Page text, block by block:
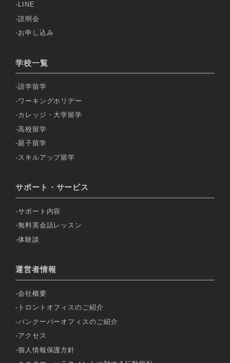
LINE
説明会
お申し込み
学校一覧
語学留学
ワーキングホリデー
カレッジ・大学留学
高校留学
親子留学
スキルアップ留学
サポート・サービス
サポート内容
無料英会話レッスン
体験談
運営者情報
会社概要
トロントオフィスのご紹介
バンクーバーオフィスのご紹介
アクセス
個人情報保護方針